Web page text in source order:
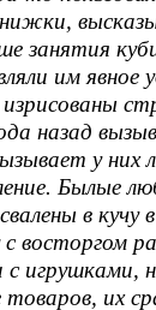
занятия
им явное
назад
у них
Былые
в
восторгом
игрушками,
их